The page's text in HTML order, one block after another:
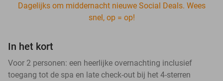
Dagelijks om middernacht nieuwe Social Deals. Wees
snel, op = op!
In het kort
Voor 2 personen: een heerlijke overnachting inclusief
toegang tot de spa en late check-out bij het 4-sterren